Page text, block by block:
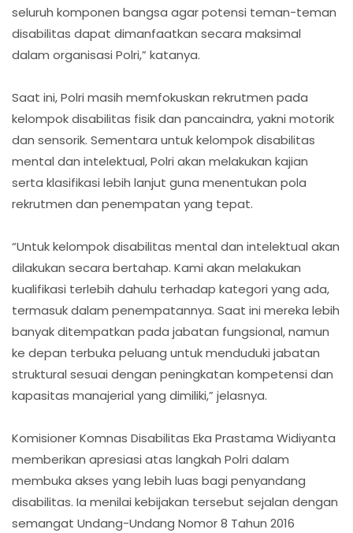
seluruh komponen bangsa agar potensi teman-teman
disabilitas dapat dimanfaatkan secara maksimal
dalam organisasi Polri,” katanya.
Saat ini, Polri masih memfokuskan rekrutmen pada
kelompok disabilitas fisik dan pancaindra, yakni motorik
dan sensorik. Sementara untuk kelompok disabilitas
mental dan intelektual, Polri akan melakukan kajian
serta klasifikasi lebih lanjut guna menentukan pola
rekrutmen dan penempatan yang tepat.
“Untuk kelompok disabilitas mental dan intelektual akan
dilakukan secara bertahap. Kami akan melakukan
kualifikasi terlebih dahulu terhadap kategori yang ada,
termasuk dalam penempatannya. Saat ini mereka lebih
banyak ditempatkan pada jabatan fungsional, namun
ke depan terbuka peluang untuk menduduki jabatan
struktural sesuai dengan peningkatan kompetensi dan
kapasitas manajerial yang dimiliki,” jelasnya.
Komisioner Komnas Disabilitas Eka Prastama Widiyanta
memberikan apresiasi atas langkah Polri dalam
membuka akses yang lebih luas bagi penyandang
disabilitas. Ia menilai kebijakan tersebut sejalan dengan
semangat Undang-Undang Nomor 8 Tahun 2016